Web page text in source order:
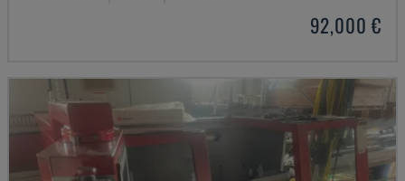
92,000 €